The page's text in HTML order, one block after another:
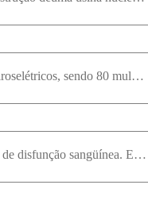
Dez escolas de engenharia nos Estados Unidos foram pesquisadas. A amostra continha 250 engenheiroselétricos, sendo 80 mulheres; 175 engenheiros químicos,sendo 40 mulheres. Calcule um intervalo de conf
Um geneticista está interessado na proporção de homens e mulheres na população que tem certo tipo de disfunção sangüínea. Em uma amostra aleatória de 1.000homens, 250 apresentam a disfunção, enquanto